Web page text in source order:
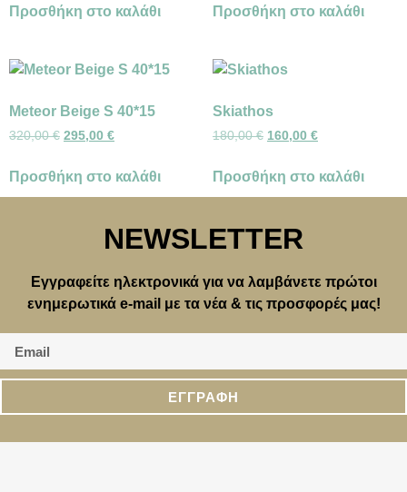
Προσθήκη στο καλάθι Προσθήκη στο καλάθι
Meteor Beige S 40*15
320,00€ 295,00 €
Προσθήκη στο καλάθι
Skiathos
180,00€ 160,00 €
Προσθήκη στο καλάθι
NEWSLETTER
Εγγραφείτε ηλεκτρονικά για να λαμβάνετε πρώτοι
ενημερωτικά e-mail με τα νέα & τις προσφορές μας!
ΕΓΓΡΑΦΗ